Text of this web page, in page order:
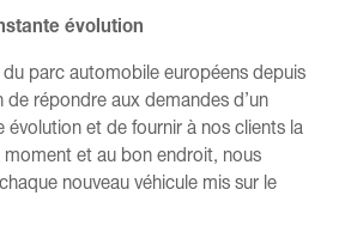
évolution
parc automobile européens depuis
de répondre aux demandes d’un
évolution et de fournir à nos clients la
moment et au bon endroit, nous
nouveau véhicule mis sur le